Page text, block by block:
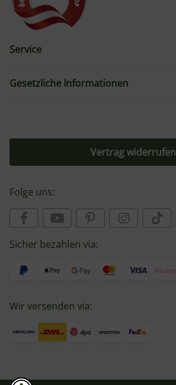
Service
Gesetzliche Informationen
Vertrag widerrufen
Folge uns:
Sicher bezahlen via:
Wir versenden via: